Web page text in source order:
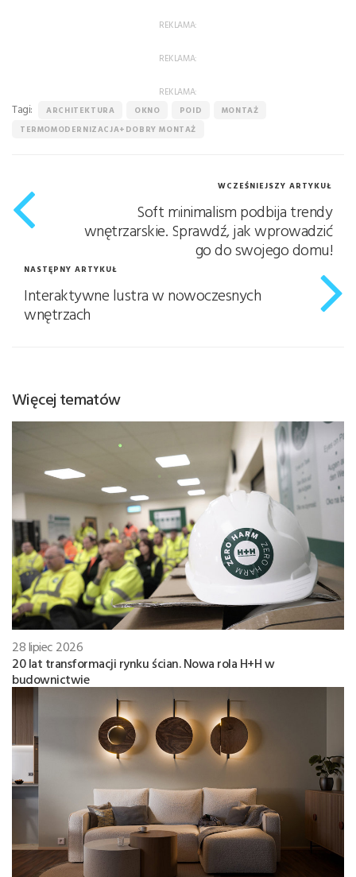
REKLAMA:
REKLAMA:
REKLAMA:
Tagi: ARCHITEKTURA OKNO POID
MONTAŻ
TERMOMODERNIZACJA+DOBRY MONTAŻ
WCZEŚNIEJSZY ARTYKUŁ
Soft minimalism podbija trendy
wnętrzarskie. Sprawdź, jak wprowadzić
go do swojego domu!
NASTĘPNY ARTYKUŁ
Interaktywne lustra w nowoczesnych
wnętrzach
Więcej tematów
28 lipiec 2026
20 lat transformacji rynku ścian. Nowa rola H+H w
budownictwie